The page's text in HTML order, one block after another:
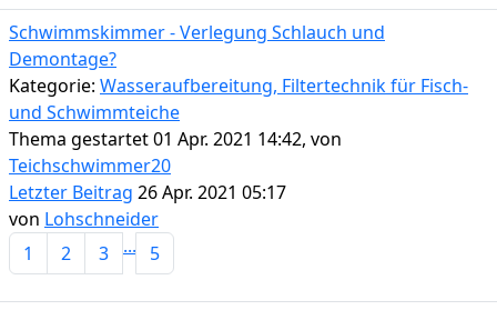
Schwimmskimmer - Verlegung Schlauch und
Demontage?
Kategorie: Wasseraufbereitung, Filtertechnik für Fisch-
und Schwimmteiche
Thema gestartet 01 Apr. 2021 14:42, von
Teichschwimmer20
Letzter Beitrag 26 Apr. 2021 05:17
von Lohschneider
1
2 3 ... 5